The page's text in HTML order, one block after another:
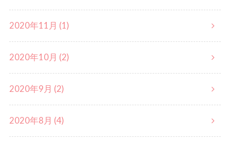
2020年11月 (1)
2020年10月 (2)
2020年9月 (2)
2020年8月 (4)